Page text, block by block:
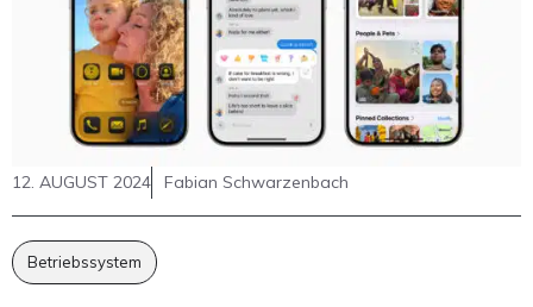
12. AUGUST 2024 Fabian Schwarzenbach
Betriebssystem